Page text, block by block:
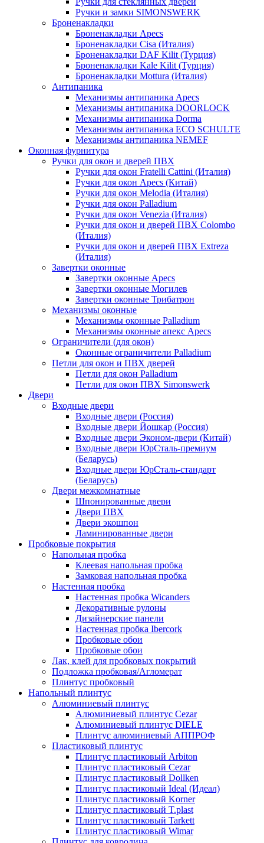
Ручки и замки SIMONSWERK
Броненакладки
Броненакладки Apecs
Броненакладки Cisa (Италия)
Броненакладки DAF Kilit (Турция)
Броненакладки Kale Kilit (Турция)
Броненакладки Mottura (Италия)
Антипаника
Механизмы антипаника Apecs
Механизмы антипаника DOORLOCK
Механизмы антипаника Dorma
Механизмы антипаника ECO SCHULTE
Механизмы антипаника NEMEF
Оконная фурнитура
Ручки для окон и дверей ПВХ
Ручки для окон Fratelli Cattini (Италия)
Ручки для окон Apecs (Китай)
Ручки для окон Melodia (Италия)
Ручки для окон Palladium
Ручки для окон Venezia (Италия)
Ручки для окон и дверей ПВХ Colombo
(Италия)
Ручки для окон и дверей ПВХ Extreza
(Италия)
Завертки оконные
Завертки оконные Apecs
Завертки оконные Могилев
Завертки оконные Трибатрон
Механизмы оконные
Механизмы оконные Palladium
Механизмы оконные апекс Apecs
Ограничители (для окон)
Оконные ограничители Palladium
Петли для окон и ПВХ дверей
Петли для окон Palladium
Петли для окон ПВХ Simonswerk
Двери
Входные двери
Входные двери (Россия)
Входные двери Йошкар (Россия)
Входные двери Эконом-двери (Китай)
Входные двери ЮрСталь-премиум
(Беларусь)
Входные двери ЮрСталь-стандарт
(Беларусь)
Двери межкомнатные
Шпонированные двери
Двери ПВХ
Двери экошпон
Ламинированные двери
Пробковые покрытия
Напольная пробка
Клеевая напольная пробка
Замковая напольная пробка
Настенная пробка
Настенная пробка Wicanders
Декоративные рулоны
Дизайнерские панели
Настенная пробка Ibercork
Пробковые обои
Пробковые обои
Лак, клей для пробковых покрытий
Подложка пробковая/Агломерат
Плинтус пробковый
Напольный плинтус
Алюминиевый плинтус
Алюминиевый плинтус Cezar
Алюминиевый плинтус DIELE
Плинтус алюминиевый АППРОФ
Пластиковый плинтус
Плинтус пластиковый Arbiton
Плинтус пластиковый Cezar
Плинтус пластиковый Dollken
Плинтус пластиковый Ideal (Идеал)
Плинтус пластиковый Korner
Плинтус пластиковый T.plast
Плинтус пластиковый Tarkett
Плинтус пластиковый Wimar